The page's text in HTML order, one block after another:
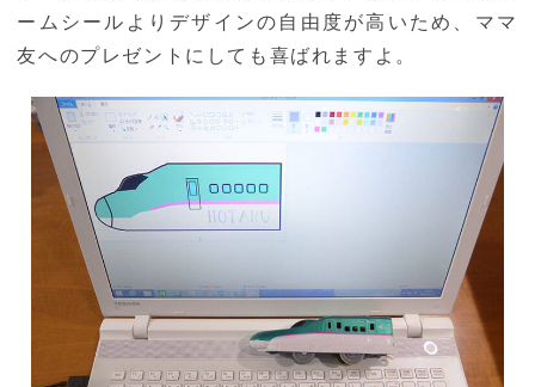
ームシールよりデザインの自由度が高いため、ママ
友へのプレゼントにしても喜ばれますよ。